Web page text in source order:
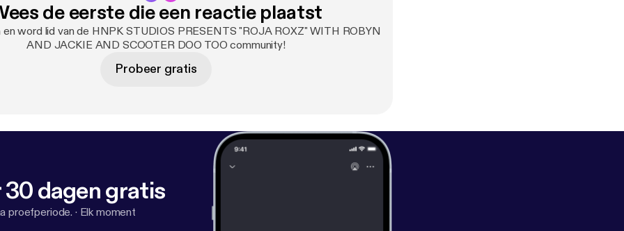
de eerste die een reactie plaatst
en word lid van de HNPK STUDIOS PRESENTS "ROJA ROXZ" WITH ROBYN
AND JACKIE AND SCOOTER DOO TOO community!
Probeer gratis
30 dagen gratis
proefperiode. · Elk moment